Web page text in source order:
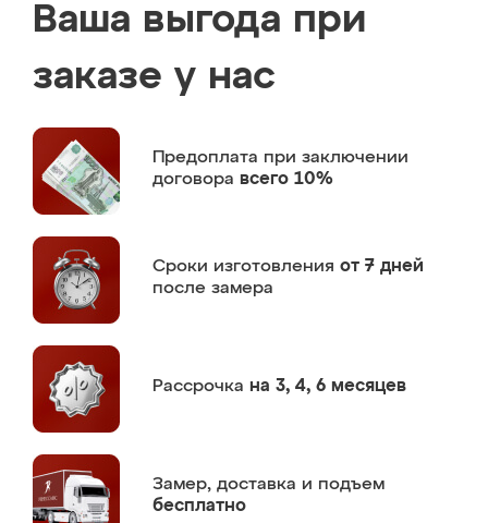
Ваша выгода при
заказе у нас
Предоплата при заключении
договора всего 10%
Сроки изготовления от 7 дней
после замера
Рассрочка на 3, 4, 6 месяцев
Замер, доставка и подъем
бесплатно